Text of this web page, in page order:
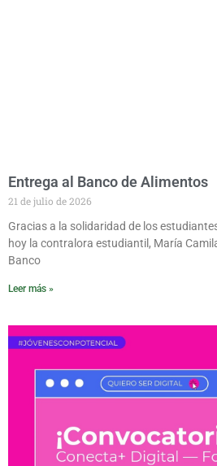
Entrega al Banco de Alimentos
21 de julio de 2026
Gracias a la solidaridad de los
hoy la contralora estudiantil, María
Banco
Leer más »